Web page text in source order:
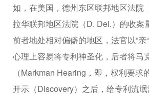
如，在美国，德州东区联邦地区法院
拉华联邦地区法院（D. Del.）的收案
前者地处相对偏僻的地区，法官以“
心理上容易将专利神圣化，后者将马
（Markman Hearing，即，权利要求
开示（Discovery）之后，给专利流